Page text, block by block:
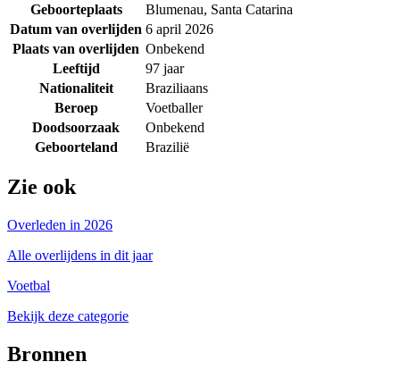
Geboorteplaats
Blumenau, Santa Catarina
Datum van overlijden 6 april 2026
Plaats van overlijden Onbekend
Leeftijd
97 jaar
Nationaliteit
Braziliaans
Beroep
Voetballer
Doodsoorzaak
Onbekend
Geboorteland
Brazilië
Zie ook
Overleden in 2026
Alle overlijdens in dit jaar
Voetbal
Bekijk deze categorie
Bronnen